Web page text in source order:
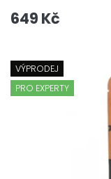
649 Kč
VÝPRODEJ
PRO EXPERTY